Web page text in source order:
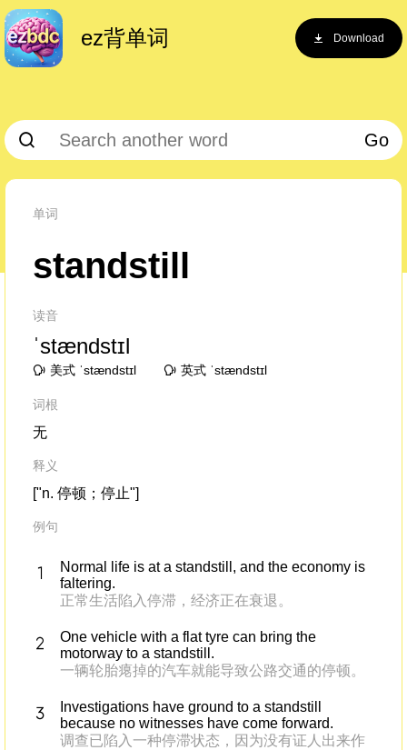
ez背单词 Download
Go
单词
standstill
读音
ˈstændstɪl
美式 ˈstændstɪl 英式 ˈstændstɪl
词根
无
释义
["n. 停顿；停止"]
例句
Normal life is at a standstill, and the economy is
faltering.
正常生活陷入停滞，经济正在衰退。
One vehicle with a flat tyre can bring the
motorway to a standstill.
一辆轮胎瘪掉的汽车就能导致公路交通的停顿。
Investigations have ground to a standstill
because no witnesses have come forward.
调查已陷入一种停滞状态，因为没有证人出来作